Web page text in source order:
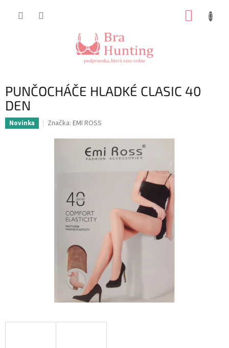
PUNČOCHÁČE HLADKÉ CLASIC 40
DEN
Novinka Značka: EMI ROSS